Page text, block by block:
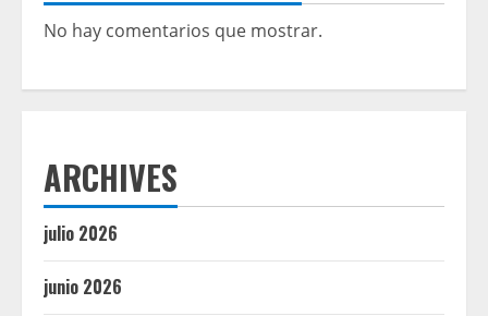
No hay comentarios que mostrar.
ARCHIVES
julio 2026
junio 2026